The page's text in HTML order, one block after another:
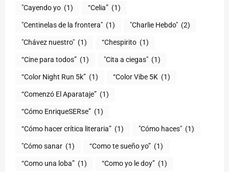
"Cayendo yo (1) (1)
"Centinelas de la frontera" (1) "Charlie Hebdo" (2)
"Chávez nuestro" (1) “Chespirito (1)
“Cine para todos” (1) "Cita a ciegas" (1)
“Color Night Run 5k” (1) “Color Vibe 5K (1)
“Comenzó El Aparataje” (1)
“Cómo EnriqueSERse” (1)
(1) "Cómo haces" (1)
"Cómo sanar (1) “Como te sueño yo” (1)
“Como una loba” (1) “Como yo le doy” (1)